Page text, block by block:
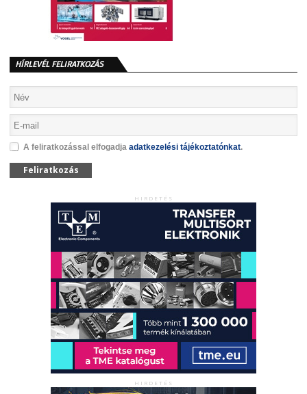
HÍRLEVÉL FELIRATKOZÁS
A feliratkozással elfogadja adatkezelési tájékoztatónkat.
Feliratkozás
HIRDETÉS
HIRDETÉS